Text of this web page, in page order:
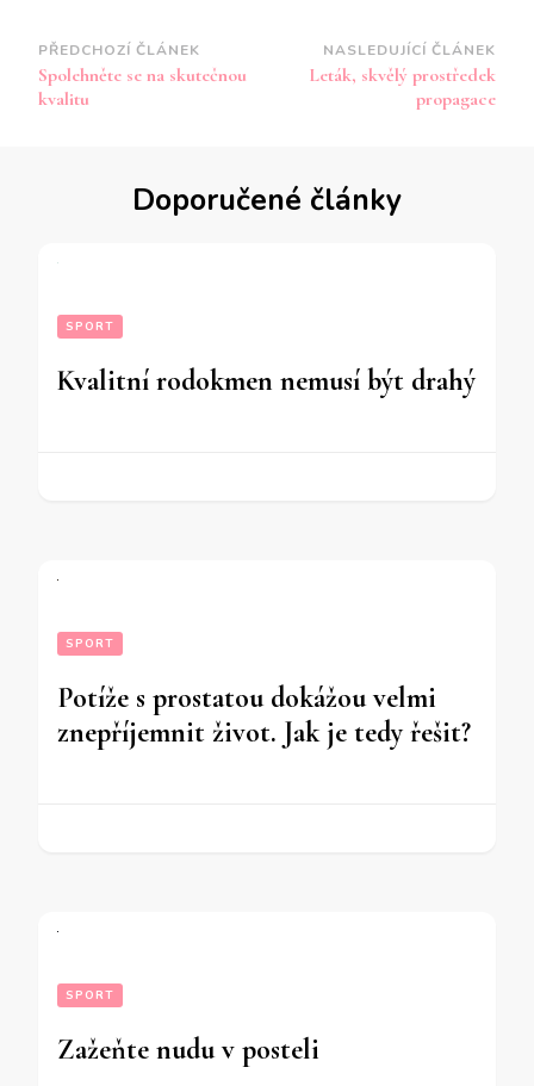
Navigace
příspěvku
PŘEDCHOZÍ ČLÁNEK
Spolehněte se na skutečnou
kvalitu
NASLEDUJÍCÍ ČLÁNEK
Leták, skvělý prostředek
propagace
Doporučené články
SPORT
Kvalitní rodokmen nemusí být drahý
SPORT
Potíže s prostatou dokážou velmi
znepříjemnit život. Jak je tedy řešit?
SPORT
Zažeňte nudu v posteli